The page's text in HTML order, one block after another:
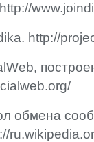
http://
обмена